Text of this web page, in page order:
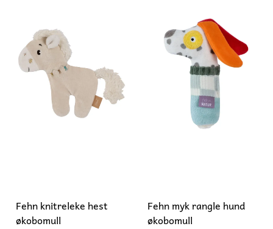
Fehn knitreleke hest
økobomull
Fehn myk rangle hund
økobomull